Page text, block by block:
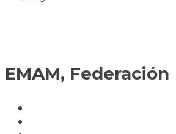
EMAM, Federación